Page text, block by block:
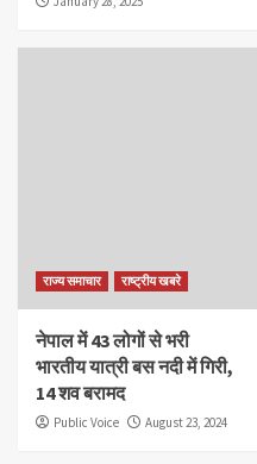
राज्य समाचार राष्ट्रीय खबरे
नेपाल में 43 लोगों से भरी
भारतीय यात्री बस नदी में गिरी,
14 शव बरामद
Public Voice August 23, 2024